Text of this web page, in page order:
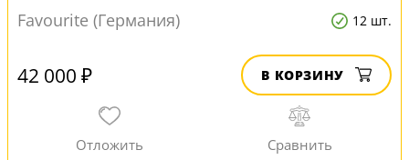
Favourite (Германия) 12 шт.
42 000 ₽ В КОРЗИНУ